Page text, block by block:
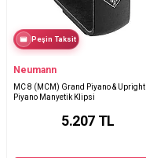
Peşin Taksit
Neumann
MC 8 (MCM) Grand Piyano & Upright
Piyano Manyetik Klipsi
5.207 TL